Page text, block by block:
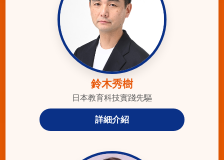
鈴木秀樹
日本教育科技實踐先驅
詳細介紹